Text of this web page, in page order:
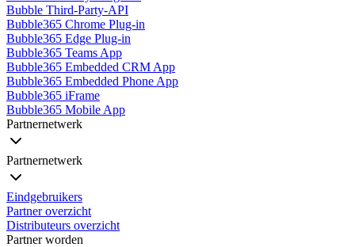
Bubble Third-Party-API
Bubble365 Chrome Plug-in
Bubble365 Edge Plug-in
Bubble365 Teams App
Bubble365 Embedded CRM App
Bubble365 Embedded Phone App
Bubble365 iFrame
Bubble365 Mobile App
Partnernetwerk
Partnernetwerk
Eindgebruikers
Partner overzicht
Distributeurs overzicht
Partner worden